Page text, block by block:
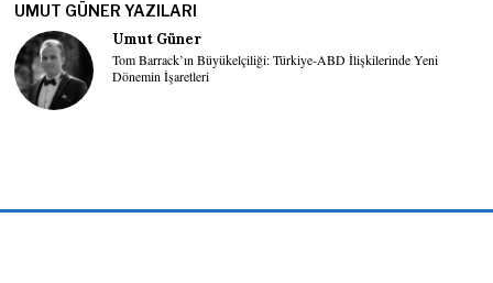
UMUT GÜNER YAZILARI
Umut Güner
Tom Barrack’ın Büyükelçiliği: Türkiye-ABD İlişkilerinde Yeni
Dönemin İşaretleri